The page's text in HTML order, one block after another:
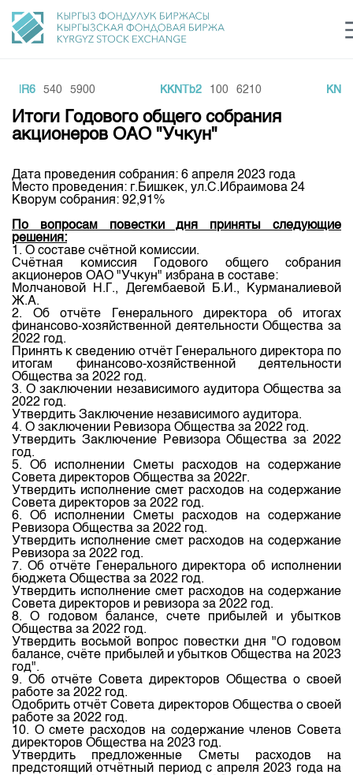
Финансовый рынок KG login Рус
Общая информация
Акционеры
Руководство
Внутренний аудитор
Комитеты
Участники торгов
Наши партнеры
Cтратегия развития
Корпоративные документы
Контакты
Направления
Товарно-сырьевой сектор
Листинг
Центр раскрытия информации
Тарифы
Аналитика
Финансовый рынок KG
Пресс-клуб
25 лет ЗАО КФБ
Нормативная база
Биржевая деятельность
Депозитарная деятельность
Центр раскрытия информации
Статистика торгов
Итоги последних торгов
Архив торгов
Индекс и Капитализация
Котировки по ЦБ
Котировки по драг. металлам
Расписание аукционов по ГЦБ
Результаты аукционов ГЦБ
Объем ГЦБ в обращении
Результаты аукционов по депозитам
Учебный центр
Общая информация
План работы на год
540 5900 KKNTb2 100 6210
Итоги Годового общего собрания
акционеров ОАО "Учкун"
Дата проведения собрания: 6 апреля 2023 года
Место проведения: г.Бишкек, ул.С.Ибраимова 24
Кворум собрания: 92,91%
По вопросам повестки дня приняты следующие
решения:
1. О составе счётной комиссии.
Счётная комиссия Годового общего собрания
акционеров ОАО "Учкун" избрана в составе:
Молчановой Н.Г., Дегембаевой Б.И., Курманалиевой
Ж.А.
2. Об отчёте Генерального директора об итогах
финансово-хозяйственной деятельности Общества за
2022 год.
Принять к сведению отчёт Генерального директора по
итогам финансово-хозяйственной деятельности
Общества за 2022 год.
3. О заключении независимого аудитора Общества за
2022 год.
Утвердить Заключение независимого аудитора.
4. О заключении Ревизора Общества за 2022 год.
Утвердить Заключение Ревизора Общества за 2022
год.
5. Об исполнении Сметы расходов на содержание
Совета директоров Общества за 2022г.
Утвердить исполнение смет расходов на содержание
Совета директоров за 2022 год.
6. Об исполнении Сметы расходов на содержание
Ревизора Общества за 2022 год.
Утвердить исполнение смет расходов на содержание
Ревизора за 2022 год.
7. Об отчёте Генерального директора об исполнении
бюджета Общества за 2022 год.
Утвердить исполнение смет расходов на содержание
Совета директоров и ревизора за 2022 год.
8. О годовом балансе, счете прибылей и убытков
Общества за 2022 год.
Утвердить восьмой вопрос повестки дня "О годовом
балансе, счёте прибылей и убытков Общества на 2023
год".
9. Об отчёте Совета директоров Общества о своей
работе за 2022 год.
Одобрить отчёт Совета директоров Общества о своей
работе за 2022 год.
10. О смете расходов на содержание членов Совета
директоров Общества на 2023 год.
Утвердить предложенные Сметы расходов на
предстоящий отчётный период с апреля 2023 года на